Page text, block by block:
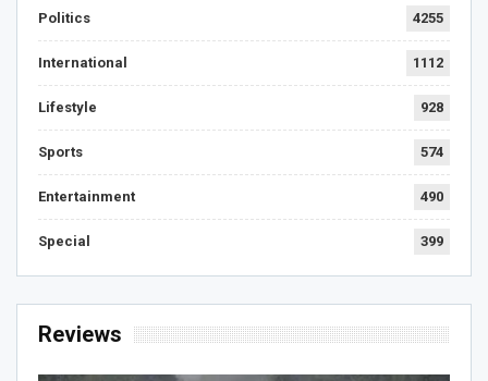
Politics 4255
International 1112
Lifestyle 928
Sports 574
Entertainment 490
Special 399
Reviews